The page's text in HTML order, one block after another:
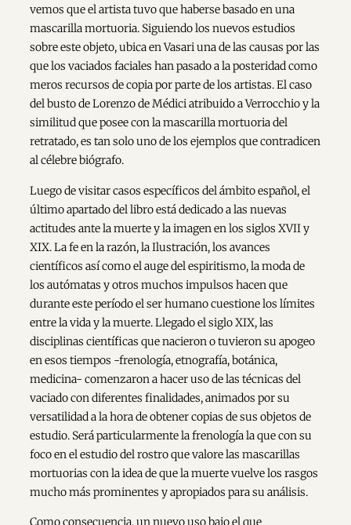
vemos que el artista tuvo que haberse basado en una
mascarilla mortuoria. Siguiendo los nuevos estudios
sobre este objeto, ubica en Vasari una de las causas por las
que los vaciados faciales han pasado a la posteridad como
meros recursos de copia por parte de los artistas. El caso
del busto de Lorenzo de Médici atribuido a Verrocchio y la
similitud que posee con la mascarilla mortuoria del
retratado, es tan solo uno de los ejemplos que contradicen
al célebre biógrafo.
Luego de visitar casos específicos del ámbito español, el
último apartado del libro está dedicado a las nuevas
actitudes ante la muerte y la imagen en los siglos XVII y
XIX. La fe en la razón, la Ilustración, los avances
científicos así como el auge del espiritismo, la moda de
los autómatas y otros muchos impulsos hacen que
durante este período el ser humano cuestione los límites
entre la vida y la muerte. Llegado el siglo XIX, las
disciplinas científicas que nacieron o tuvieron su apogeo
en esos tiempos -frenología, etnografía, botánica,
medicina- comenzaron a hacer uso de las técnicas del
vaciado con diferentes finalidades, animados por su
versatilidad a la hora de obtener copias de sus objetos de
estudio. Será particularmente la frenología la que con su
foco en el estudio del rostro que valore las mascarillas
mortuorias con la idea de que la muerte vuelve los rasgos
mucho más prominentes y apropiados para su análisis.
Como consecuencia, un nuevo uso bajo el que